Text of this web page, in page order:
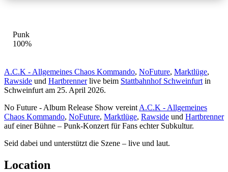
Punk
100%
A.C.K - Allgemeines Chaos Kommando, NoFuture, Marktlüge,
Rawside und Hartbrennerlive beim Stattbahnhof Schweinfurt in
Schweinfurt am 25. April 2026.
No Future - Album Release Show vereint A.C.K - Allgemeines
Chaos Kommando, NoFuture, Marktlüge, Rawside und Hartbrenner
auf einer Bühne – Punk-Konzert für Fans echter Subkultur.
Seid dabei und unterstützt die Szene – live und laut.
Location